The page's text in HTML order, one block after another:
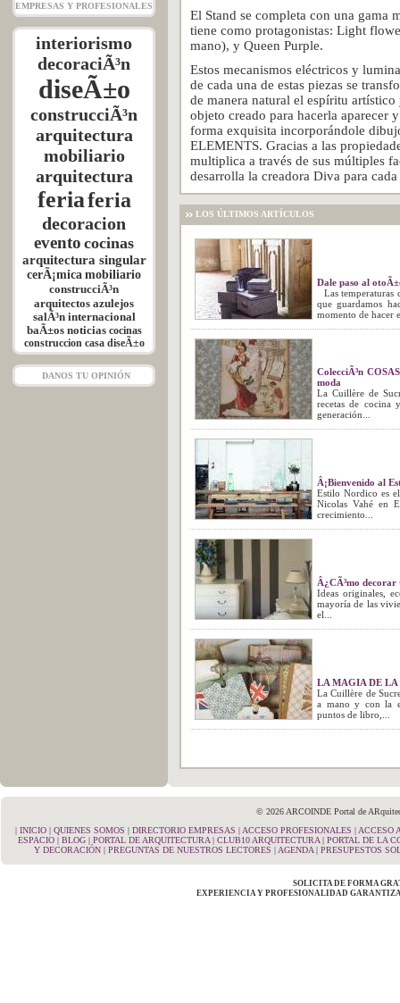
EMPRESAS Y PROFESIONALES
interiorismo
decoraciÃ³n
diseÃ±o
construcciÃ³n
arquitectura
mobiliario
arquitectura
feriaferia
decoracion
evento cocinas
arquitectura singular
cerÃ¡mica mobiliario
construcciÃ³n
arquitectos azulejos
salÃ³n internacional
baÃ±os noticias cocinas
construccion casa diseÃ±o
DANOS TU OPINIÓN
El Stand se completa con una gama
tiene como protagonistas: Light
mano), y Queen Purple.
Estos mecanismos eléctricos y
de cada una de estas piezas se
de manera natural el espíritu
objeto creado para hacerla aparecer
forma exquisita incorporándole
ELEMENTS. Gracias a las
multiplica a través de sus múltiples
desarrolla la creadora Diva para
LOS ÚLTIMOS ARTÍCULOS
Dale paso al
Las temperaturas
que guardamos
momento de hacer
ColecciÃ³n
moda
La Cuillère de
recetas de cocina
generación...
Â¡Bienvenido al
Estilo Nordico es
Nicolas Vahé en
crecimiento...
Â¿CÃ³mo decorar
Ideas originales,
mayoría de las
el...
LA MAGIA DE LA
La Cuillère de
a mano y con la
puntos de libro,...
© 2026 ARCOINDE Portal de
| INICIO | QUIENES SOMOS | DIRECTORIO EMPRESAS | ACCESO PROFESIONALES | ACCESO
ESPACIO| BLOG| PORTAL DE ARQUITECTURA| CLUB10 ARQUITECTURA| PORTAL DE LA
Y DECORACIÓN| PREGUNTAS DE NUESTROS LECTORES | AGENDA| PRESUPESTOS
SOLICITA DE FORMA
EXPERIENCIA Y PROFESIONALIDAD